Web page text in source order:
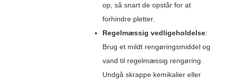
op, så snart de opstår for at
forhindre pletter.
Regelmæssig vedligeholdelse:
Brug et mildt rengøringsmiddel og
vand til regelmæssig rengøring.
Undgå skrappe kemikalier eller